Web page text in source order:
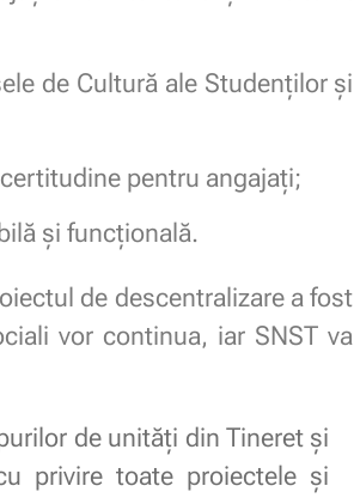
de Cultură ale Studenților și
pentru angajați;
și funcțională.
de descentralizare a fost
vor continua, iar SNST va
de unități din Tineret și
privire toate proiectele și